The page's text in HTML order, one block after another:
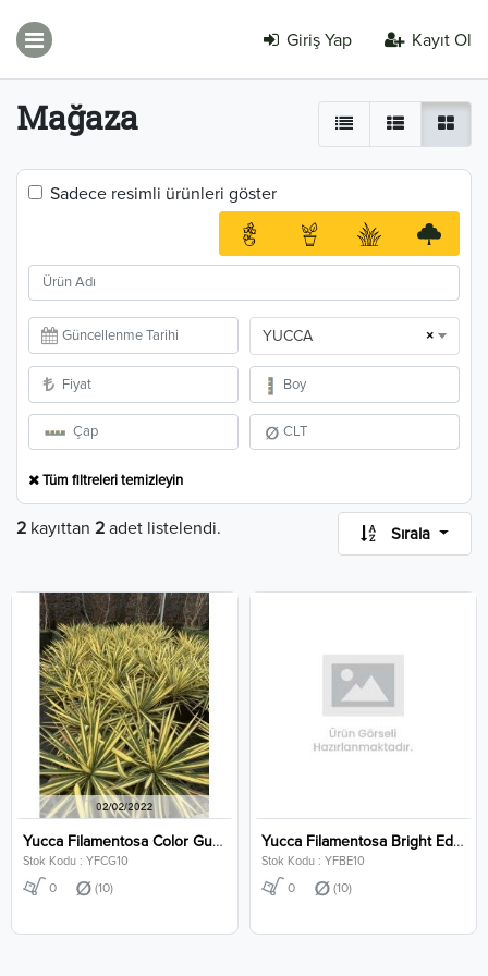
Giriş Yap Kayıt Ol
Mağaza
Sadece resimli ürünleri göster
×
YUCCA
Tüm filtreleri temizleyin
2 kayıttan 2 adet listelendi. Sırala
Yucca Filamentosa Color Guard Clt 10
Stok Kodu : YFCG10
0 (10)
Yucca Filamentosa Bright Edge Clt 10
Stok Kodu : YFBE10
0 (10)